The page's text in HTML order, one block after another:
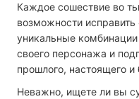
Каждое сошествие во
возможности
уникальные комбинации
своего персонажа и
прошлого, настоящего
Неважно, ищете ли вы